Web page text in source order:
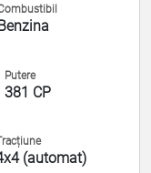
Putere
381 CP
(automat)